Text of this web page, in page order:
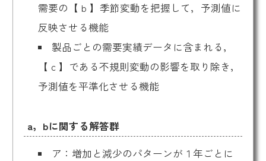
需要の【 b 】季節変動を把握して，予測値に
反映させる機能
製品ごとの需要実績データに含まれる，
【 c 】である不規則変動の影響を取り除き，
予測値を平準化させる機能
a，bに関する解答群
ア：増加と減少のパターンが１年ごとに